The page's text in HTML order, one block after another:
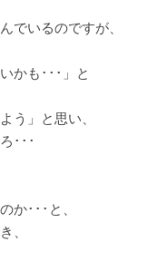
でいるのですが、
かも･･･」と
う」と思い、
･･･
か･･･と、
、